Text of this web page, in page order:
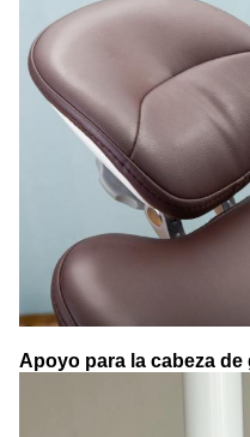
Apoyo para la cabeza